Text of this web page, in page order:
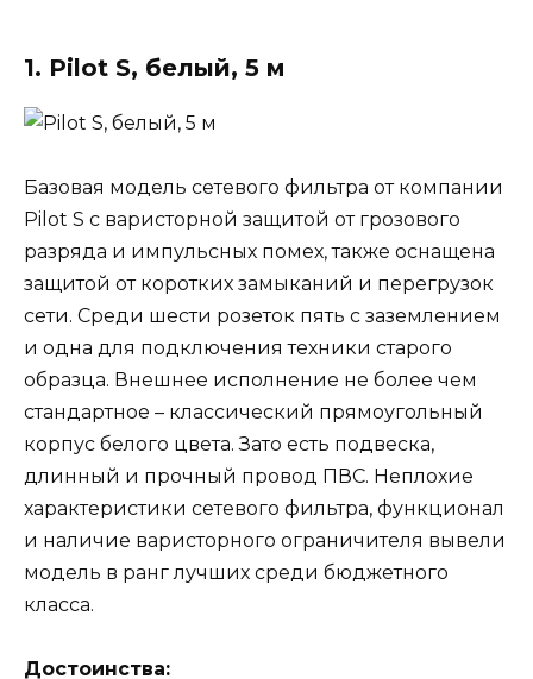
1. Pilot S, белый, 5 м
Базовая модель сетевого фильтра от компании
Pilot S с варисторной защитой от грозового
разряда и импульсных помех, также оснащена
защитой от коротких замыканий и перегрузок
сети. Среди шести розеток пять с заземлением
и одна для подключения техники старого
образца. Внешнее исполнение не более чем
стандартное – классический прямоугольный
корпус белого цвета. Зато есть подвеска,
длинный и прочный провод ПВС. Неплохие
характеристики сетевого фильтра, функционал
и наличие варисторного ограничителя вывели
модель в ранг лучших среди бюджетного
класса.
Достоинства: